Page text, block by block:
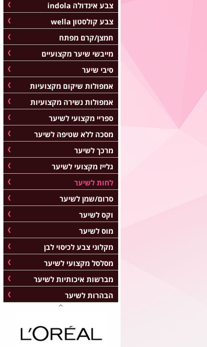
צבע אינדולה indola
צבע קולסטון wella
חמצן/קרם מפתח
מייבשי שיער מקצועיים
סיבי שיער
אמפולות שיקום מקצועיות
אמפולות נשירה מקצועיות
ספריי מקצועי לשיער
מסכה ללא שטיפה לשיער
מרכך לשיער
גלייז מקצועי לשיער
לחות לשיער
סרום/שמן לשיער
וקס לשיער
מוס לשיער
מקלוני צבע לכיסוי לבן
מסלסל מקצועי לשיער
מברשות איכותיות לשיער
הבהרות לשיער